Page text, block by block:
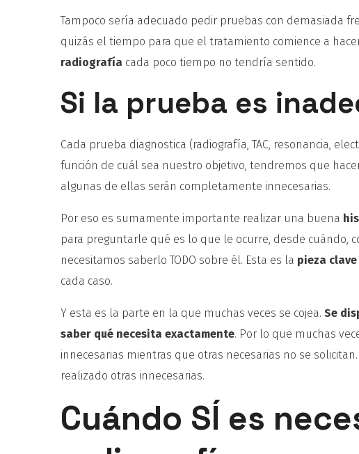
Tampoco sería adecuado pedir pruebas con demasiada
quizás el tiempo para que el tratamiento comience a
radiografía cada poco tiempo no tendría sentido.
Si la prueba es
Cada prueba diagnostica (radiografía, TAC, resonancia,
función de cuál sea nuestro objetivo, tendremos que
algunas de ellas serán completamente innecesarias.
Por eso es sumamente importante realizar una buena
para preguntarle qué es lo que le ocurre, desde cuándo,
necesitamos saberlo TODO sobre él. Esta es la pieza clave
cada caso.
Y esta es la parte en la que muchas veces se cojea. Se
saber qué necesita exactamente. Por lo que muchas
innecesarias mientras que otras necesarias no se
realizado otras innecesarias.
Cuándo SÍ es